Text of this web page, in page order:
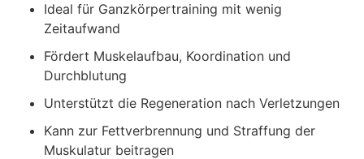
Ideal für Ganzkörpertraining mit wenig
Zeitaufwand
Fördert Muskelaufbau, Koordination und
Durchblutung
Unterstützt die Regeneration nach Verletzungen
Kann zur Fettverbrennung und Straffung der
Muskulatur beitragen